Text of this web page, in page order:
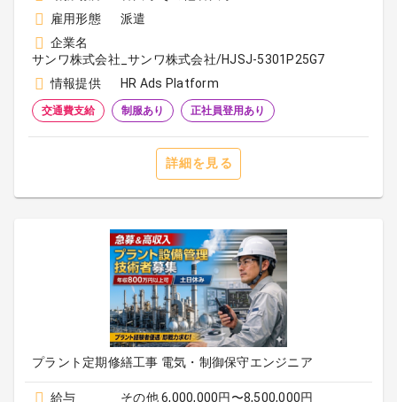
雇用形態
派遣
企業名
サンワ株式会社_サンワ株式会社/HJSJ-5301P25G7
情報提供
HR Ads Platform
交通費支給 制服あり 正社員登用あり
詳細を見る
プラント定期修繕工事 電気・制御保守エンジニア
給与
その他 6,000,000円〜8,500,000円